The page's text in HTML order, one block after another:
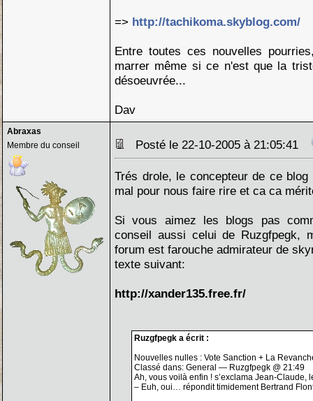
=> http://tachikoma.skyblog.com/
Entre toutes ces nouvelles
marrer même si ce n'est que la
désoeuvrée...
Dav
Abraxas
Membre du conseil
Posté le 22-10-2005 à 21:05:41
Trés drole, le concepteur de ce
mal pour nous faire rire et ca ca
Si vous aimez les blogs pas
conseil aussi celui de Ruzgfpegk,
forum est farouche admirateur de
texte suivant:
http://xander135.free.fr/
Ruzgfpegk a écrit :
Nouvelles nulles : Vote Sanction + La
Classé dans: General — Ruzgfpegk @ 21:49
Ah, vous voilà enfin ! s’exclama Jean-Claude,
– Euh, oui… répondit timidement Bertrand